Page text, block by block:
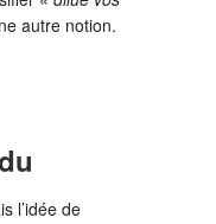
autre notion.
l’idée de